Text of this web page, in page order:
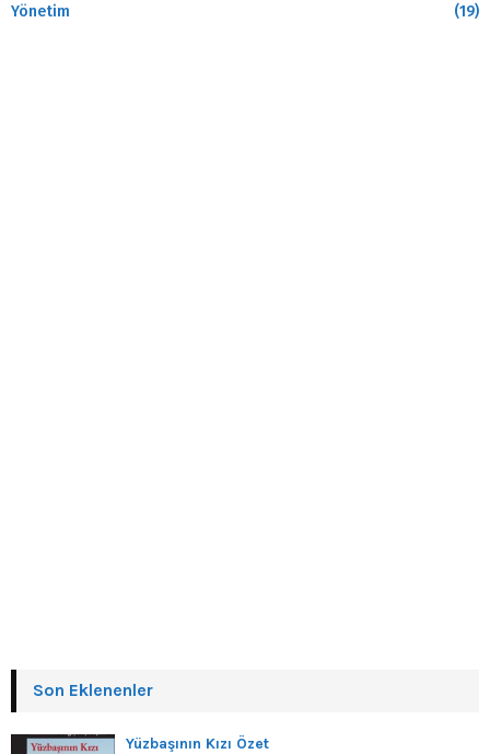
Yönetim
(19)
Son Eklenenler
Yüzbaşının Kızı Özet